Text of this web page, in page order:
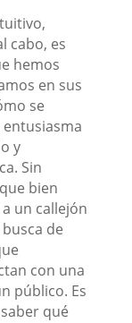
cabo, es
hemos
en sus
se
y
Sin
bien
un callejón
de
con una
público. Es
qué